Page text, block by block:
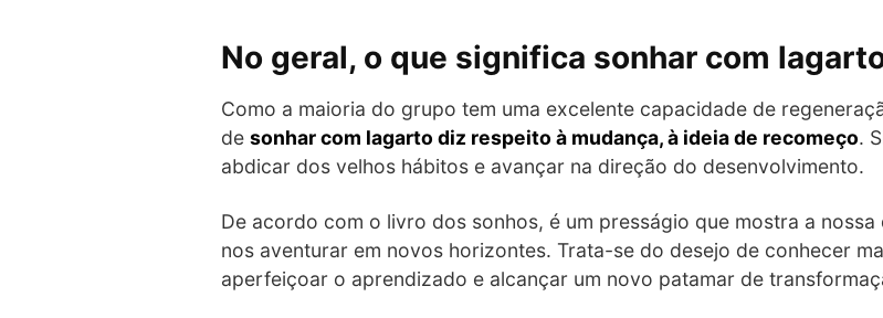
No geral, o que significa sonhar com
Como a maioria do grupo tem uma excelente capacidade de
de sonhar com lagarto diz respeito à mudança, à ideia de recomeço.
abdicar dos velhos hábitos e avançar na direção do desenvolvimento.
De acordo com o livro dos sonhos, é um presságio que mostra a
nos aventurar em novos horizontes. Trata-se do desejo de conhecer
aperfeiçoar o aprendizado e alcançar um novo patamar de